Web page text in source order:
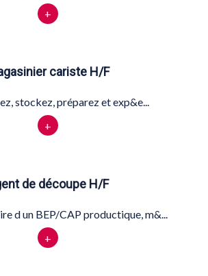
+
cariste H/F
stockez, préparez et exp&e...
+
de découpe H/F
d un BEP/CAP productique, m&...
+